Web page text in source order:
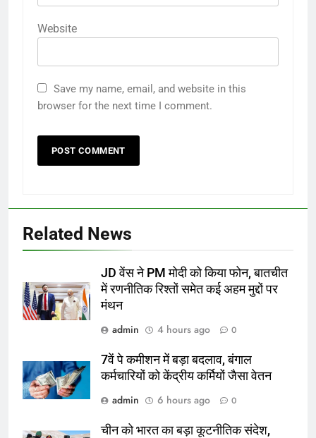
Website
Save my name, email, and website in this
browser for the next time I comment.
Related News
JD वेंस ने PM मोदी को किया फोन, बातचीत
में रणनीतिक रिश्तों समेत कई अहम मुद्दों पर
मंथन
admin
4 hours ago 0
7वें पे कमीशन में बड़ा बदलाव, बंगाल
कर्मचारियों को केंद्रीय कर्मियों जैसा वेतन
admin
6 hours ago 0
चीन को भारत का बड़ा कूटनीतिक संदेश,